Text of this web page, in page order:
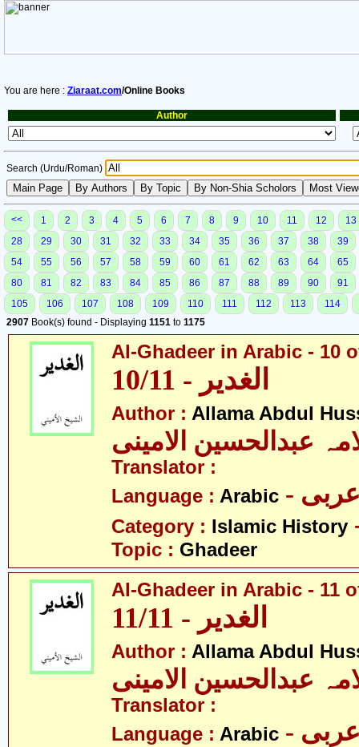
You are here : Ziaraat.com/Online Books
Author
Search (Urdu/Roman)
<< 1 2 3 4 5 6 7 8 9 10 11 12
13
28
29 30 31 32 33 34 35 36 37 38
39
54
55 56 57 58 59 60 61 62 63 64
65
80
81 82 83 84 85 86 87 88 89 90
91
105
106 107 108 109 110 111 112 113
114
2907 Book(s) found - Displaying 1151 to 1175
Al-Ghadeer in Arabic - 10
10/11 - الغدیر
Author : Allama Abdul
عبدالحسین الامینی
Translator :
Language : Arabic عربی
Category : Islamic History
Topic : Ghadeer
Al-Ghadeer in Arabic - 11
11/11 - الغدیر
Author : Allama Abdul
عبدالحسین الامینی
Translator :
Language : Arabic عربی